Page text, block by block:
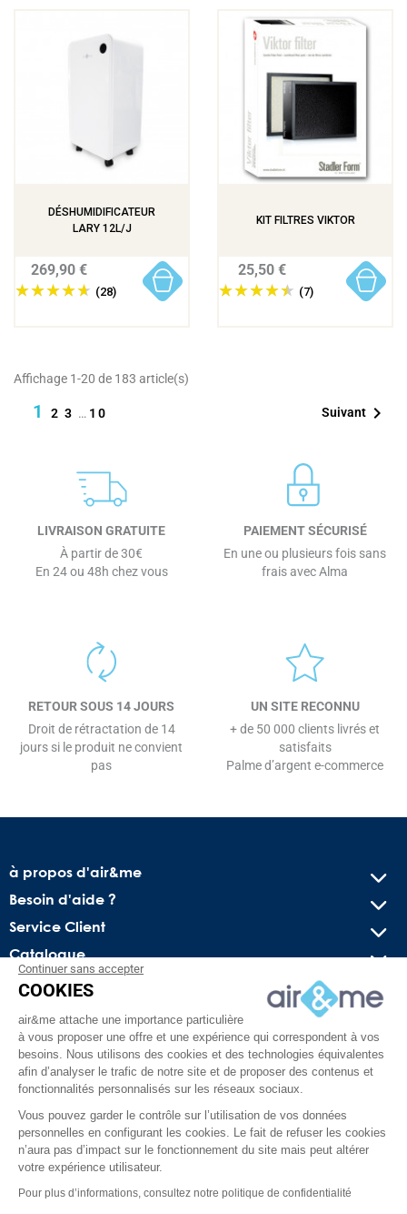
DÉSHUMIDIFICATEUR
LARY 12L/J
(28)
269,90 €
KIT FILTRES VIKTOR
(7)
25,50 €
Affichage 1-20 de 183 article(s)
1 2 3 … 10 Suivant 
LIVRAISON GRATUITE
À partir de 30€
En 24 ou 48h chez vous
PAIEMENT SÉCURISÉ
En une ou plusieurs fois sans
frais avec Alma
RETOUR SOUS 14 JOURS
Droit de rétractation de 14
jours si le produit ne convient
pas
UN SITE RECONNU
+ de 50 000 clients livrés et
satisfaits
Palme d’argent e-commerce
à propos d'air&me
Besoin d'aide ?
Service Client
Catalogue
Recevez nos offres spéciales !
Conseils pratiques, bons plans exclusifs et actus sur l’air
intérieur. Pas de spam, juré !
FacebookYouTubePinterestInstagramTikTok
Continuer sans accepter
COOKIES
air&me attache une importance particulière
à vous proposer une offre et une expérience qui correspondent à vos
besoins. Nous utilisons des cookies et des technologies équivalentes
afin d’analyser le trafic de notre site et de proposer des contenus et
fonctionnalités personnalisés sur les réseaux sociaux.
Vous pouvez garder le contrôle sur l’utilisation de vos données
personnelles en configurant les cookies. Le fait de refuser les cookies
n’aura pas d’impact sur le fonctionnement du site mais peut altérer
votre expérience utilisateur.
Pour plus d’informations, consultez notre politique de confidentialité